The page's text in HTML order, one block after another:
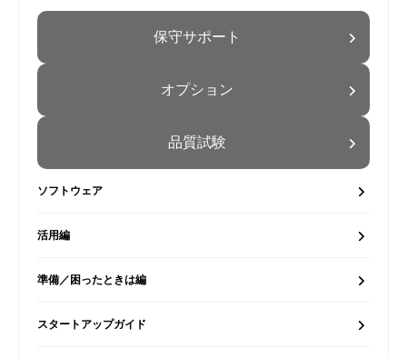
保守サポート
オプション
品質試験
ソフトウェア
活用編
準備／困ったときは編
スタートアップガイド